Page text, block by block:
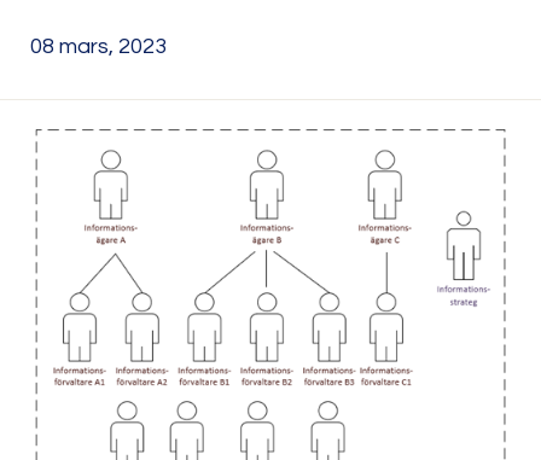
08 mars, 2023